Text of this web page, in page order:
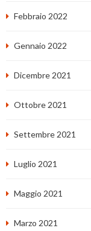
Febbraio 2022
Gennaio 2022
Dicembre 2021
Ottobre 2021
Settembre 2021
Luglio 2021
Maggio 2021
Marzo 2021